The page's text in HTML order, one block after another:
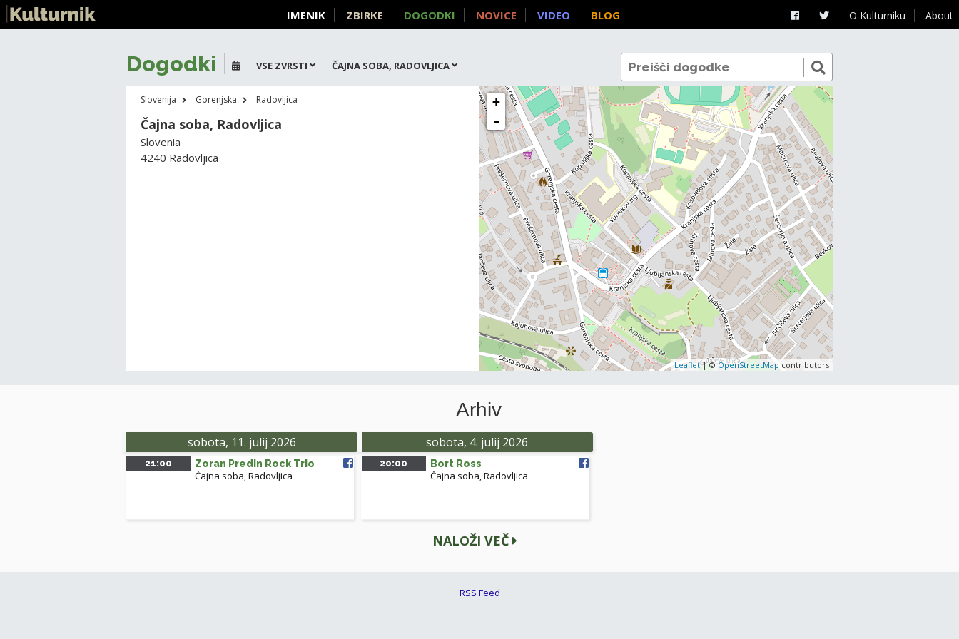
O Kulturniku About
IMENIK ZBIRKE DOGODKI NOVICE VIDEO BLOG
Dogodki VSE ZVRSTI ČAJNA SOBA, RADOVLJICA
Slovenija Gorenjska Radovljica
Čajna soba, Radovljica
Slovenia
4240 Radovljica
+
-
Leaflet| ©OpenStreetMap contributors
Arhiv
sobota, 11. julij 2026
21:00 Zoran Predin Rock Trio
Čajna soba, Radovljica
sobota, 4. julij 2026
20:00 Bort Ross
Čajna soba, Radovljica
NALOŽI VEČ
RSS Feed